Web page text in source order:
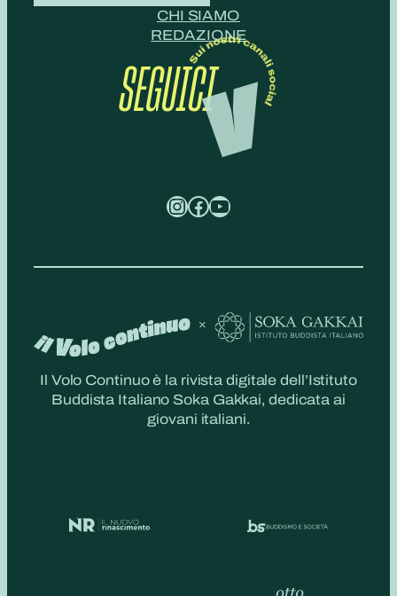
CHI SIAMO
REDAZIONE
SEGUICI
InstagramFacebook YouTube
Il Volo Continuo è la rivista digitale dell’Istituto
Buddista Italiano Soka Gakkai, dedicata ai
giovani italiani.